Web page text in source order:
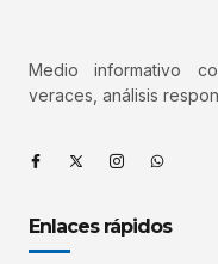
Medio informativo
veraces, análisis
Enlaces rápidos